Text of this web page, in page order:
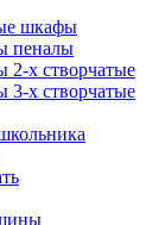
шкафы
пеналы
х створчатые
х створчатые